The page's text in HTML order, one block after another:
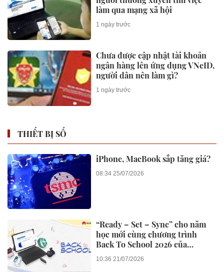
làm qua mạng xã hội
1 ngày trước
Chưa được cập nhật tài khoản
ngân hàng lên ứng dụng VNeID,
người dân nên làm gì?
1 ngày trước
THIẾT BỊ SỐ
iPhone, MacBook sắp tăng giá?
08:34 25/07/2026
“Ready – Set – Sync” cho năm
học mới cùng chương trình
Back To School 2026 của
Huawei
10:36 21/07/2026